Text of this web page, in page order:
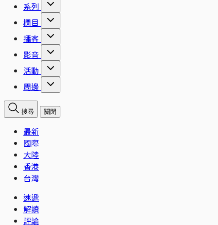
系列
欄目
播客
影音
活動
周邊
搜尋 關閉
最新
國際
大陸
香港
台灣
速遞
解讀
評論